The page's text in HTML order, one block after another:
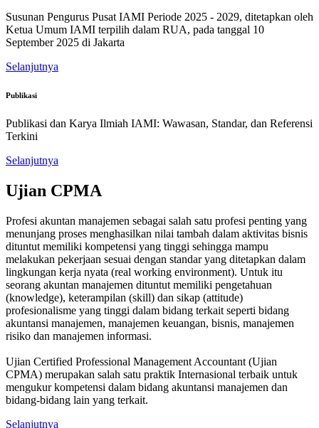
Susunan Pengurus Pusat IAMI Periode 2025 - 2029, ditetapkan oleh
Ketua Umum IAMI terpilih dalam RUA, pada tanggal 10
September 2025 di Jakarta
Selanjutnya
Publikasi
Publikasi dan Karya Ilmiah IAMI: Wawasan, Standar, dan Referensi
Terkini
Selanjutnya
Ujian CPMA
Profesi akuntan manajemen sebagai salah satu profesi penting yang
menunjang proses menghasilkan nilai tambah dalam aktivitas bisnis
dituntut memiliki kompetensi yang tinggi sehingga mampu
melakukan pekerjaan sesuai dengan standar yang ditetapkan dalam
lingkungan kerja nyata (real working environment). Untuk itu
seorang akuntan manajemen dituntut memiliki pengetahuan
(knowledge), keterampilan (skill) dan sikap (attitude)
profesionalisme yang tinggi dalam bidang terkait seperti bidang
akuntansi manajemen, manajemen keuangan, bisnis, manajemen
risiko dan manajemen informasi.
Ujian Certified Professional Management Accountant (Ujian
CPMA) merupakan salah satu praktik Internasional terbaik untuk
mengukur kompetensi dalam bidang akuntansi manajemen dan
bidang-bidang lain yang terkait.
Selanjutnya